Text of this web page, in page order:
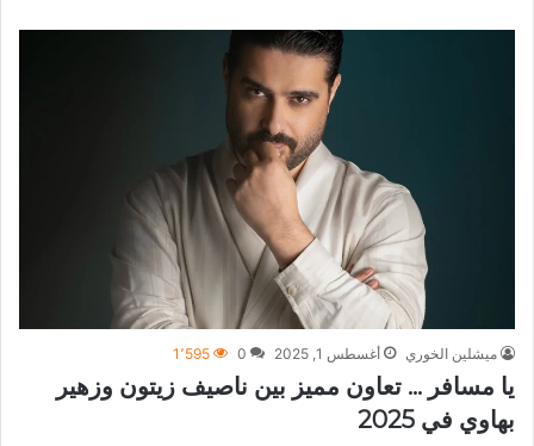
ميشلين الخوري أغسطس 1, 2025 0 1٬595
يا مسافر … تعاون مميز بين ناصيف زيتون وزهير
بهاوي في 2025